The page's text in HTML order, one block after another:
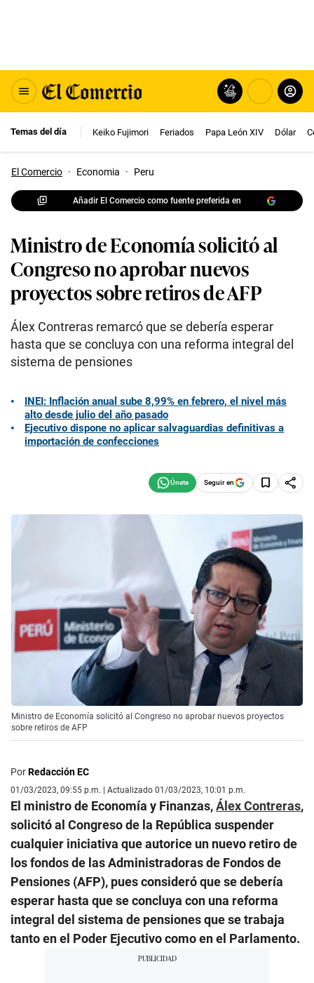
Temas del día Keiko Fujimori Feriados Papa León XIV Dólar
El Comercio · Economia · Peru
Añadir El Comercio como fuente preferida en
Ministro de Economía solicitó al
Congreso no aprobar nuevos
proyectos sobre retiros de AFP
Álex Contreras remarcó que se debería esperar
hasta que se concluya con una reforma integral del
sistema de pensiones
INEI: Inflación anual sube 8,99% en febrero, el nivel más
alto desde julio del año pasado
Ejecutivo dispone no aplicar salvaguardias definitivas a
importación de confecciones
Seguir en
Ministro de Economía solicitó al Congreso no aprobar nuevos proyectos
sobre retiros de AFP
PorRedacción EC
01/03/2023, 09:55 p.m. | Actualizado 01/03/2023, 10:01 p.m.
El ministro de Economía y Finanzas,Álex Contreras,
solicitó al Congreso de la República suspender
cualquier iniciativa que autorice un nuevo retiro de
los fondos de las Administradoras de Fondos de
Pensiones (AFP), pues consideró que se debería
esperar hasta que se concluya con una reforma
integral del sistema de pensiones que se trabaja
tanto en el Poder Ejecutivo como en el Parlamento.